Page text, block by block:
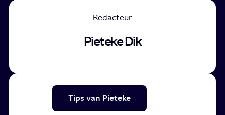
Redacteur
Pieteke Dik
Tips van Pieteke